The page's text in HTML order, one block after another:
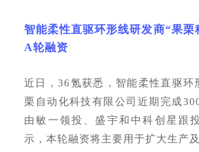
智能柔性直驱环形线研发商“果栗
A轮融资
近日，36氪获悉，智能柔性直驱环
栗自动化科技有限公司近期完成
由敏一领投、盛宇和中科创星跟
示，本轮融资将主要用于扩大生产